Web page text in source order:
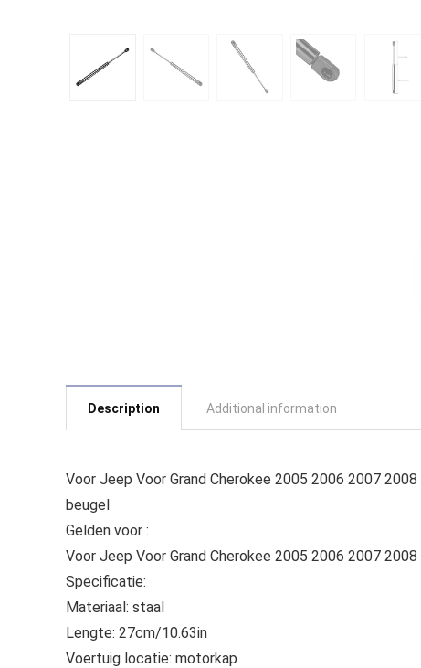
Description Additional information
Voor Jeep Voor Grand Cherokee 2005 2006 2007
beugel
Gelden voor :
Voor Jeep Voor Grand Cherokee 2005 2006 2007
Specificatie:
Materiaal: staal
Lengte: 27cm/10.63in
Voertuig locatie: motorkap